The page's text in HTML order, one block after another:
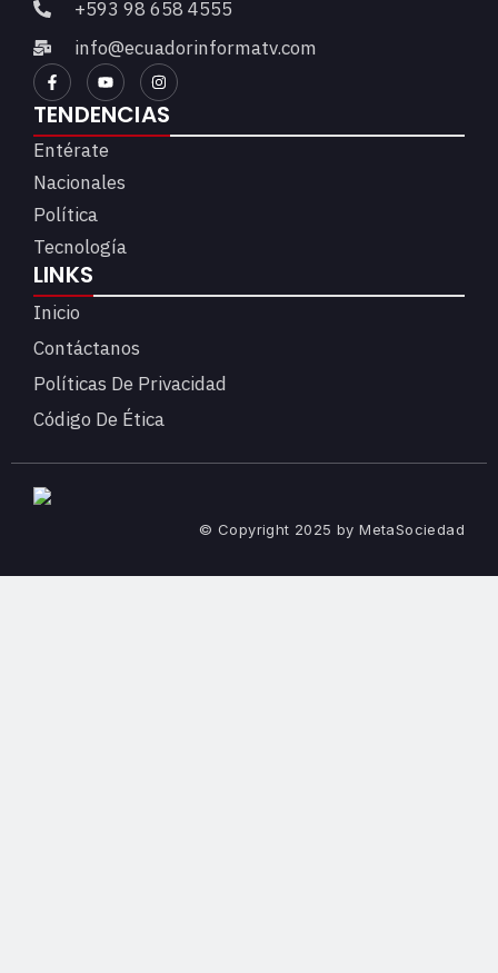
+593 98 658 4555
info@ecuadorinformatv.com
TENDENCIAS
Entérate
Nacionales
Política
Tecnología
LINKS
Inicio
Contáctanos
Políticas De Privacidad
Código De Ética
© Copyright 2025 by MetaSociedad